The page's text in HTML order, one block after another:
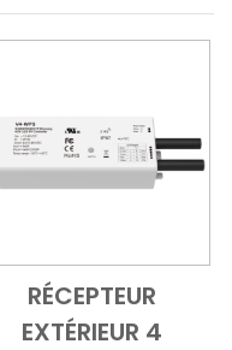
Add to Cart
Vue
RÉCEPTEUR
EXTÉRIEUR 4